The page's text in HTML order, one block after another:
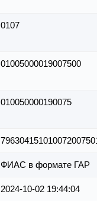
0107
01005000019007500
010050000190075
ФИАС в формате ГАР
2024-10-02 19:44:04